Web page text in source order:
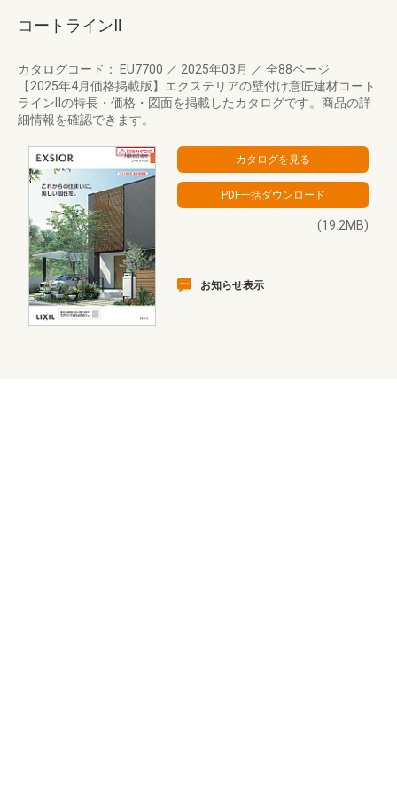
コートラインⅡ
カタログコード： EU7700 ／ 2025年03月 ／ 全88ページ
【2025年4月価格掲載版】エクステリアの壁付け意匠建材コート
ラインⅡの特長・価格・図面を掲載したカタログです。商品の詳
細情報を確認できます。
(19.2MB)
お知らせ表示